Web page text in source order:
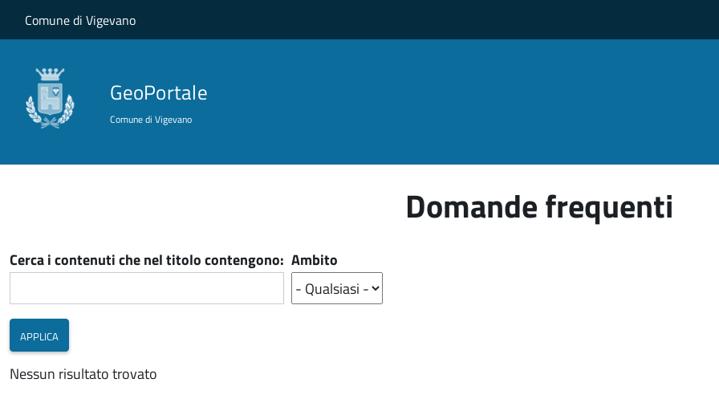
Salta al contenuto principale
Skip to site navigation
Comune di Vigevano
GeoPortale
Comune di Vigevano
Domande frequenti
Cerca i contenuti che nel titolo contengono: Ambito
Nessun risultato trovato